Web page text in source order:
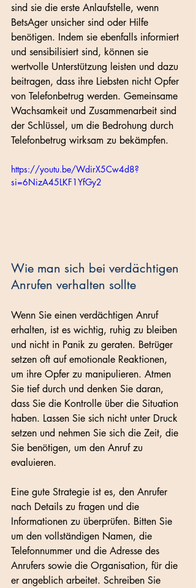
sind sie die erste Anlaufstelle, wenn
BetsAger unsicher sind oder Hilfe
benötigen. Indem sie ebenfalls informiert
und sensibilisiert sind, können sie
wertvolle Unterstützung leisten und dazu
beitragen, dass ihre Liebsten nicht Opfer
von Telefonbetrug werden. Gemeinsame
Wachsamkeit und Zusammenarbeit sind
der Schlüssel, um die Bedrohung durch
Telefonbetrug wirksam zu bekämpfen.
https://youtu.be/WdirX5Cw4d8?
si=6NizA45LKF1YfGy2
Wie man sich bei verdächtigen
Anrufen verhalten sollte
Wenn Sie einen verdächtigen Anruf
erhalten, ist es wichtig, ruhig zu bleiben
und nicht in Panik zu geraten. Betrüger
setzen oft auf emotionale Reaktionen,
um ihre Opfer zu manipulieren. Atmen
Sie tief durch und denken Sie daran,
dass Sie die Kontrolle über die Situation
haben. Lassen Sie sich nicht unter Druck
setzen und nehmen Sie sich die Zeit, die
Sie benötigen, um den Anruf zu
evaluieren.
Eine gute Strategie ist es, den Anrufer
nach Details zu fragen und die
Informationen zu überprüfen. Bitten Sie
um den vollständigen Namen, die
Telefonnummer und die Adresse des
Anrufers sowie die Organisation, für die
er angeblich arbeitet. Schreiben Sie